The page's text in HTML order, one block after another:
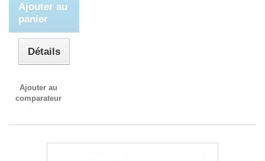
Ajouter au
panier
Détails
Ajouter au
comparateur